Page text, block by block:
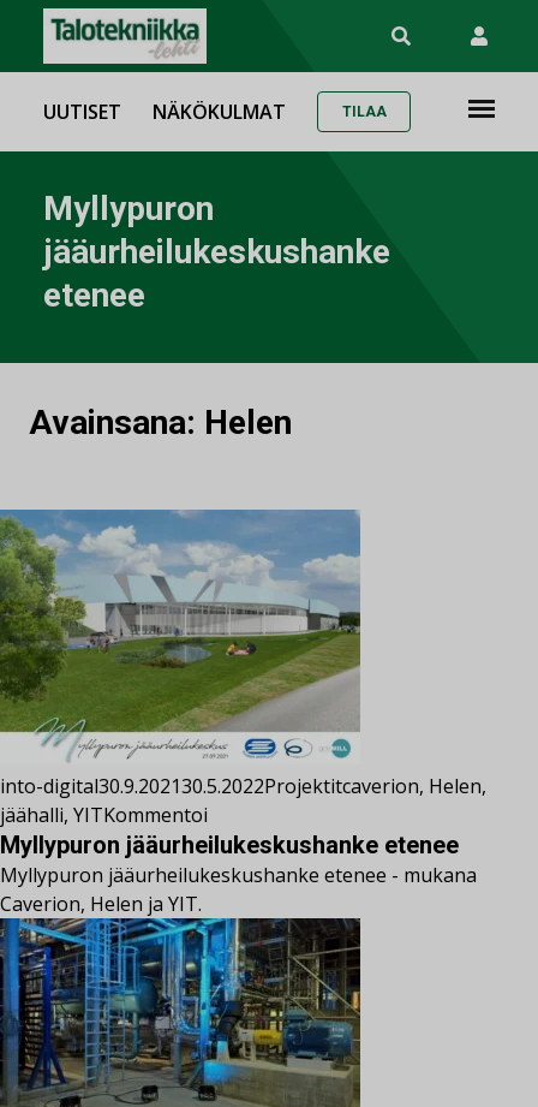
UUTISET NÄKÖKULMAT TILAA
Myllypuron
jääurheilukeskushanke
etenee
Avainsana: Helen
into-digital30.9.202130.5.2022Projektitcaverion, Helen,
jäähalli, YITKommentoi
Myllypuron jääurheilukeskushanke etenee
Myllypuron jääurheilukeskushanke etenee - mukana
Caverion, Helen ja YIT.